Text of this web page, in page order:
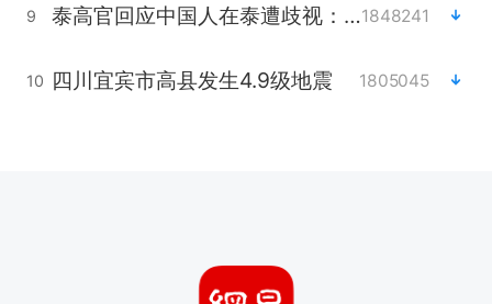
9 泰高官回应中国人在泰遭歧视：全面调查1848241
10 四川宜宾市高县发生4.9级地震 1805045